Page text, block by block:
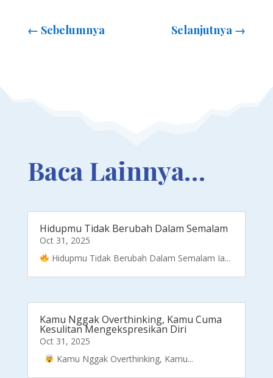
← Sebelumnya Selanjutnya →
Baca Lainnya…
Hidupmu Tidak Berubah Dalam Semalam
Oct 31, 2025
Hidupmu Tidak Berubah Dalam Semalam Ia...
Kamu Nggak Overthinking, Kamu Cuma
Kesulitan Mengekspresikan Diri
Oct 31, 2025
Kamu Nggak Overthinking, Kamu...